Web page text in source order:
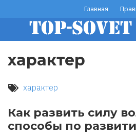
основному
содержанию
footer
menu
Главная
характер
характер
Как развить силу
способы по